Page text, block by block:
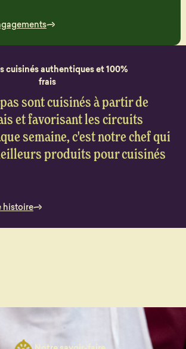
cuisinés authentiques et 100%
frais
sont cuisinés à partir de
et favorisant les circuits
semaine, c'est notre chef qui
produits pour cuisinés
histoire